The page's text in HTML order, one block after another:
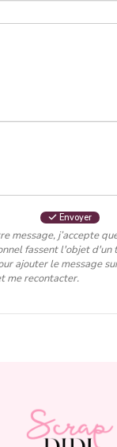
Envoyer
message, j’accepte
fassent l'objet d'un
ajouter le message
me recontacter.